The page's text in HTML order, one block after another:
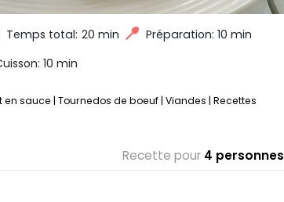
Temps total: 20 min
Préparation: 10 min
10 min
en sauce | Tournedos de boeuf | Viandes | Recettes
Recette pour 4 personnes